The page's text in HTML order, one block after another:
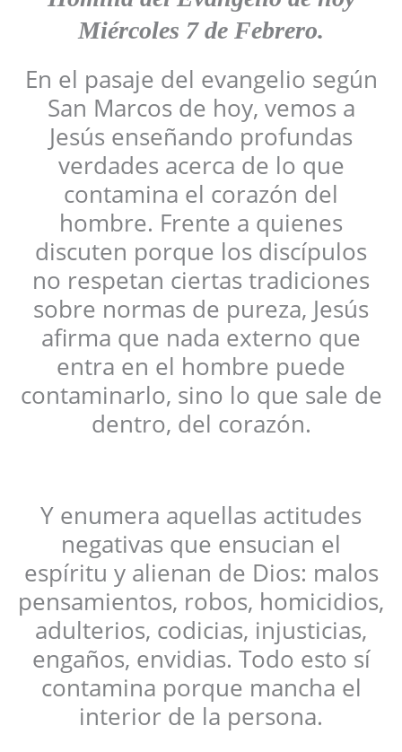
Miércoles 7 de Febrero.
En el pasaje del evangelio según
San Marcos de hoy, vemos a
Jesús enseñando profundas
verdades acerca de lo que
contamina el corazón del
hombre. Frente a quienes
discuten porque los discípulos
no respetan ciertas tradiciones
sobre normas de pureza, Jesús
afirma que nada externo que
entra en el hombre puede
contaminarlo, sino lo que sale de
dentro, del corazón.
Y enumera aquellas actitudes
negativas que ensucian el
espíritu y alienan de Dios: malos
pensamientos, robos, homicidios,
adulterios, codicias, injusticias,
engaños, envidias. Todo esto sí
contamina porque mancha el
interior de la persona.